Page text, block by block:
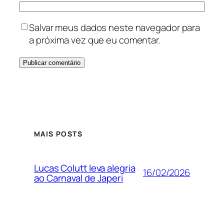
Salvar meus dados neste navegador para
a próxima vez que eu comentar.
MAIS POSTS
Lucas Colutt leva alegria
ao Carnaval de Japeri 16/02/2026